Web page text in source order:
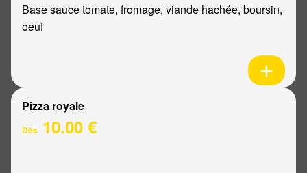
Base sauce tomate, fromage, viande hachée, boursin,
oeuf
Pizza royale
Dès 10.00 €